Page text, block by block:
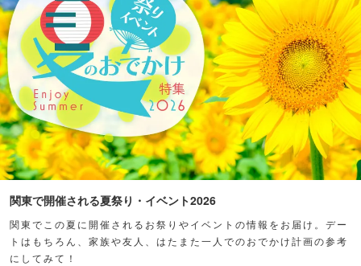
関東で開催される夏祭り・イベント2026
関東でこの夏に開催されるお祭りやイベントの情報をお届け。デー
トはもちろん、家族や友人、はたまた一人でのおでかけ計画の参考
にしてみて！